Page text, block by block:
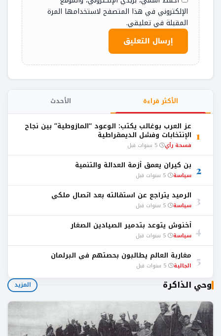
الإلكتروني في هذا المتصفح لاستخدامها المرة
المقبلة في تعليقي.
الأكثر قراءة الأحدث
1
عز العرب بوغالب يكتب: الوعود “المازوطية” بين نجاح
الإنتخابات وفشل الديمقراطية
فسحة رأي
2 بن كيران يعمق أزمة العدالة والتنمية
سياسة
3 الرميد يتراجع عن استقالته بعد اتصال ملكي
سياسة
4 أخنوش يتوعد بتدمير الصيادين الصغار
سياسة
5 مغاربة العالم يطالبون بحصتهم في البرلمان
الجالية
وحي الذاكرة المزيد